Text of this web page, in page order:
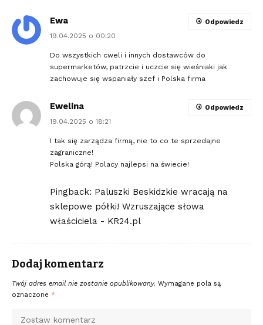
Ewa
19.04.2025 o 00:20
Do wszystkich cweli i innych dostawców do
supermarketów, patrzcie i uczcie się wieśniaki jak
zachowuje się wspaniały szef i Polska firma
Odpowiedz
Ewelina
19.04.2025 o 18:21
I tak się zarządza firmą, nie to co te sprzedajne
zagraniczne!
Polska górą! Polacy najlepsi na świecie!
Odpowiedz
Pingback: Paluszki Beskidzkie wracają na
sklepowe półki! Wzruszające słowa
właściciela - KR24.pl
Dodaj komentarz
Twój adres email nie zostanie opublikowany. Wymagane pola są
oznaczone *